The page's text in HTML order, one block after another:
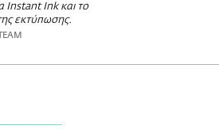
Instant Ink και το
εκτύπωσης.